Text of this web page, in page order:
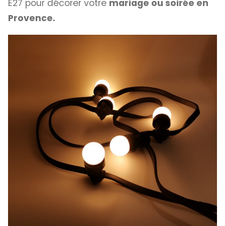
E27 pour décorer votre mariage ou soirée en
Provence.